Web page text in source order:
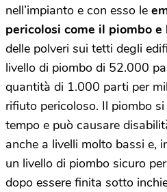
nell’impianto e con esso le
pericolosi come il piombo e
delle polveri sui tetti degli
livello di piombo di 52.000
quantità di 1.000 parti per
rifiuto pericoloso. Il piombo
tempo e può causare
anche a livelli molto bassi e,
un livello di piombo sicuro
dopo essere finita sotto